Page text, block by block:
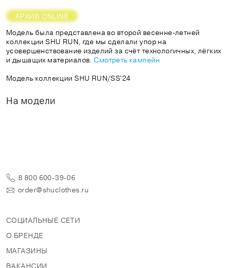
АРХИВ ONLINE
Модель была представлена во второй весенне-летней
коллекции SHU RUN, где мы сделали упор на
усовершенствование изделий за счёт технологичных, лёгких
и дышащих материалов. Смотреть кампейн
Модель коллекции SHU RUN/SS'24
На модели
8 800 600-39-06
order@shuclothes.ru
СОЦИАЛЬНЫЕ СЕТИ
О БРЕНДЕ
МАГАЗИНЫ
ВАКАНСИИ